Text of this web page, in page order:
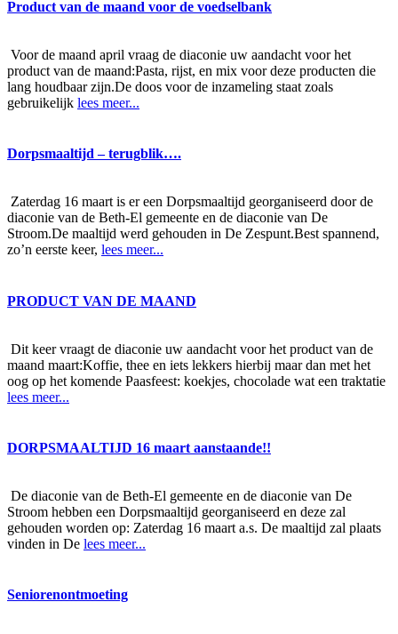
Product van de maand voor de voedselbank
Voor de maand april vraag de diaconie uw aandacht voor het
product van de maand:Pasta, rijst, en mix voor deze producten die
lang houdbaar zijn.De doos voor de inzameling staat zoals
gebruikelijk lees meer...
Dorpsmaaltijd – terugblik….
Zaterdag 16 maart is er een Dorpsmaaltijd georganiseerd door de
diaconie van de Beth-El gemeente en de diaconie van De
Stroom.De maaltijd werd gehouden in De Zespunt.Best spannend,
zo’n eerste keer, lees meer...
PRODUCT VAN DE MAAND
Dit keer vraagt de diaconie uw aandacht voor het product van de
maand maart:Koffie, thee en iets lekkers hierbij maar dan met het
oog op het komende Paasfeest: koekjes, chocolade wat een traktatie
lees meer...
DORPSMAALTIJD 16 maart aanstaande!!
De diaconie van de Beth-El gemeente en de diaconie van De
Stroom hebben een Dorpsmaaltijd georganiseerd en deze zal
gehouden worden op: Zaterdag 16 maart a.s. De maaltijd zal plaats
vinden in De lees meer...
Seniorenontmoeting